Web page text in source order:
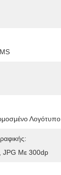
Λογότυπο
JPG Με 300dp